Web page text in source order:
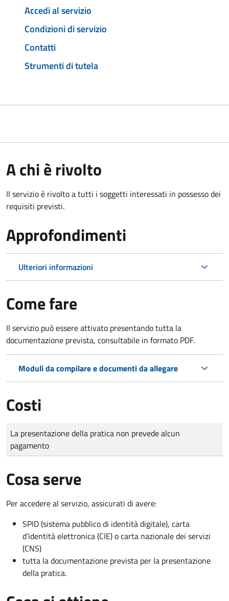
Accedi al servizio
Condizioni di servizio
Contatti
Strumenti di tutela
A chi è rivolto
Il servizio è rivolto a tutti i soggetti interessati in possesso dei
requisiti previsti.
Approfondimenti
Ulteriori informazioni
Come fare
Il servizio può essere attivato presentando tutta la
documentazione prevista, consultabile in formato PDF.
Moduli da compilare e documenti da allegare
Costi
Tipo di pagamento
Importo
La presentazione della pratica non prevede alcun
pagamento
Cosa serve
Per accedere al servizio, assicurati di avere:
SPID (sistema pubblico di identità digitale), carta
d’identità elettronica (CIE) o carta nazionale dei servizi
(CNS)
tutta la documentazione prevista per la presentazione
della pratica.